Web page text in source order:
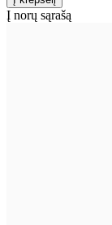
Į norų sąrašą